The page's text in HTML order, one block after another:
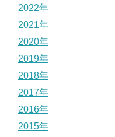
2022年
2021年
2020年
2019年
2018年
2017年
2016年
2015年